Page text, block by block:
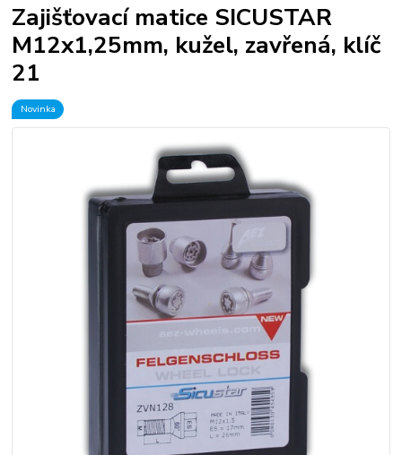
Zajišťovací matice SICUSTAR
M12x1,25mm, kužel, zavřená, klíč
21
Novinka